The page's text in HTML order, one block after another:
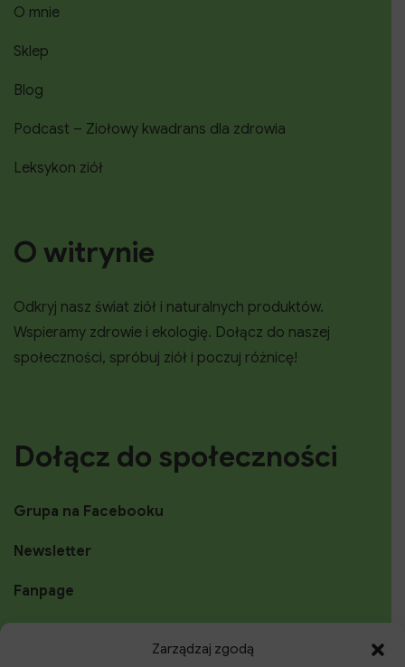
Zarządzaj zgodą
O mnie
Sklep
Blog
Podcast – Ziołowy kwadrans dla zdrowia
Leksykon ziół
O witrynie
Odkryj nasz świat ziół i naturalnych produktów.
Wspieramy zdrowie i ekologię. Dołącz do naszej
społeczności, spróbuj ziół i poczuj różnicę!
Dołącz do społeczności
Grupa na Facebooku
Newsletter
Fanpage